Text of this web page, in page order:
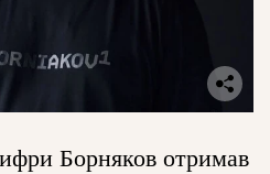
Борняков отримав